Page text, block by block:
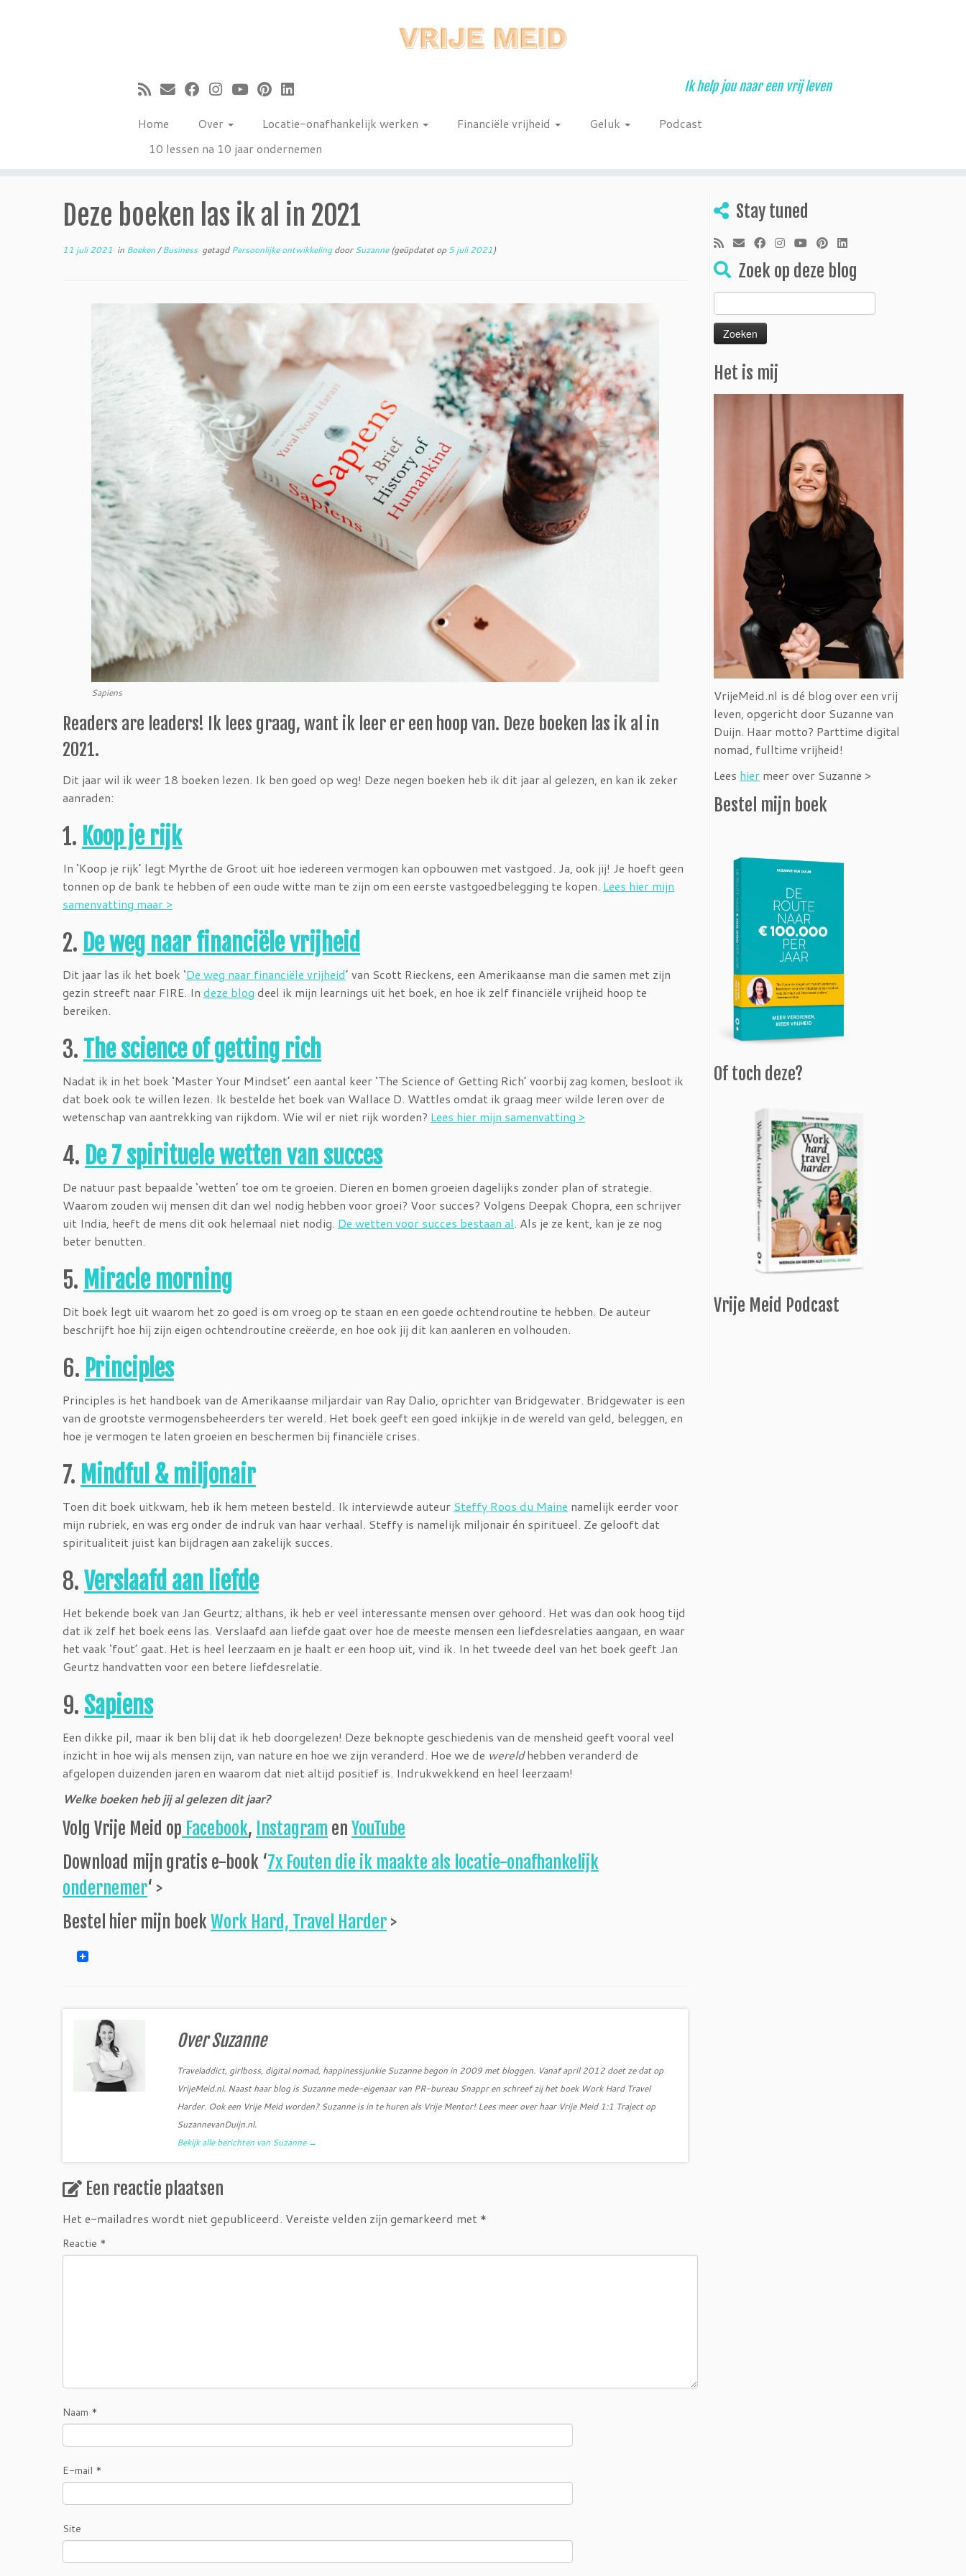
Ik help jou naar een vrij leven
Home Over Locatie-onafhankelijk werken Financiële vrijheid Geluk
Podcast
10 lessen na 10 jaar ondernemen
Deze boeken las ik al in 2021
11 juli 2021 in Boeken/Business getagdPersoonlijke ontwikkelingdoorSuzanne(geüpdatet op 5 juli 2021)
Sapiens
Readers are leaders! Ik lees graag, want ik leer er een hoop van. Deze boeken las ik al in
2021.
Dit jaar wil ik weer 18 boeken lezen. Ik ben goed op weg! Deze negen boeken heb ik dit jaar al gelezen, en kan ik zeker
aanraden:
1. Koop je rijk
In ‘Koop je rijk’ legt Myrthe de Groot uit hoe iedereen vermogen kan opbouwen met vastgoed. Ja, ook jij! Je hoeft geen
tonnen op de bank te hebben of een oude witte man te zijn om een eerste vastgoedbelegging te kopen. Lees hier mijn
samenvatting maar >
2. De weg naar financiële vrijheid
Dit jaar las ik het boek ‘De weg naar financiële vrijheid’ van Scott Rieckens, een Amerikaanse man die samen met zijn
gezin streeft naar FIRE. In deze blog deel ik mijn learnings uit het boek, en hoe ik zelf financiële vrijheid hoop te
bereiken.
3. The science of getting rich
Nadat ik in het boek ‘Master Your Mindset’ een aantal keer ‘The Science of Getting Rich’ voorbij zag komen, besloot ik
dat boek ook te willen lezen. Ik bestelde het boek van Wallace D. Wattles omdat ik graag meer wilde leren over de
wetenschap van aantrekking van rijkdom. Wie wil er niet rijk worden? Lees hier mijn samenvatting >
4. De 7 spirituele wetten van succes
De natuur past bepaalde ‘wetten’ toe om te groeien. Dieren en bomen groeien dagelijks zonder plan of strategie.
Waarom zouden wij mensen dit dan wel nodig hebben voor groei? Voor succes? Volgens Deepak Chopra, een schrijver
uit India, heeft de mens dit ook helemaal niet nodig. De wetten voor succes bestaan al. Als je ze kent, kan je ze nog
beter benutten.
5. Miracle morning
Dit boek legt uit waarom het zo goed is om vroeg op te staan en een goede ochtendroutine te hebben. De auteur
beschrijft hoe hij zijn eigen ochtendroutine creëerde, en hoe ook jij dit kan aanleren en volhouden.
6. Principles
Principles is het handboek van de Amerikaanse miljardair van Ray Dalio, oprichter van Bridgewater. Bridgewater is een
van de grootste vermogensbeheerders ter wereld. Het boek geeft een goed inkijkje in de wereld van geld, beleggen, en
hoe je vermogen te laten groeien en beschermen bij financiële crises.
7. Mindful & miljonair
Toen dit boek uitkwam, heb ik hem meteen besteld. Ik interviewde auteur Steffy Roos du Maine namelijk eerder voor
mijn rubriek, en was erg onder de indruk van haar verhaal. Steffy is namelijk miljonair én spiritueel. Ze gelooft dat
spiritualiteit juist kan bijdragen aan zakelijk succes.
8. Verslaafd aan liefde
Het bekende boek van Jan Geurtz; althans, ik heb er veel interessante mensen over gehoord. Het was dan ook hoog tijd
dat ik zelf het boek eens las. Verslaafd aan liefde gaat over hoe de meeste mensen een liefdesrelaties aangaan, en waar
het vaak ‘fout’ gaat. Het is heel leerzaam en je haalt er een hoop uit, vind ik. In het tweede deel van het boek geeft Jan
Geurtz handvatten voor een betere liefdesrelatie.
9. Sapiens
Een dikke pil, maar ik ben blij dat ik heb doorgelezen! Deze beknopte geschiedenis van de mensheid geeft vooral veel
inzicht in hoe wij als mensen zijn, van nature en hoe we zijn veranderd. Hoe we de wereldhebben veranderd de
afgelopen duizenden jaren en waarom dat niet altijd positief is. Indrukwekkend en heel leerzaam!
Welke boeken heb jij al gelezen dit jaar?
Volg Vrije Meid op Facebook, Instagram en YouTube
Download mijn gratis e-book ‘7x Fouten die ik maakte als locatie-onafhankelijk
ondernemer‘ >
Bestel hier mijn boek Work Hard, Travel Harder >
Over Suzanne
Traveladdict, girlboss, digital nomad, happinessjunkie Suzanne begon in 2009 met bloggen. Vanaf april 2012 doet ze dat op
VrijeMeid.nl. Naast haar blog is Suzanne mede-eigenaar van PR-bureau Snappr en schreef zij het boek Work Hard Travel
Harder. Ook een Vrije Meid worden? Suzanne is in te huren als Vrije Mentor! Lees meer over haar Vrije Meid 1:1 Traject op
SuzannevanDuijn.nl.
Bekijk alle berichten van Suzanne →
Een reactie plaatsen
Het e-mailadres wordt niet gepubliceerd. Vereiste velden zijn gemarkeerd met *
Reactie *
Naam *
E-mail *
Site
Stay tuned
Zoek op deze blog
Zoeken
naar:
Het is mij
VrijeMeid.nl is dé blog over een vrij
leven, opgericht door Suzanne van
Duijn. Haar motto? Parttime digital
nomad, fulltime vrijheid!
Lees hier meer over Suzanne >
Bestel mijn boek
Of toch deze?
Vrije Meid Podcast